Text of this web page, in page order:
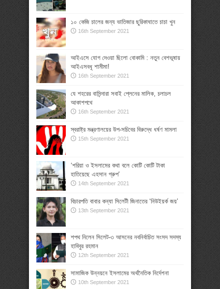
১০ কেজি চালের জন্য ভাতিজার ছুরিকাঘাতে চাচা খুন
16th September 2021
আইএসে যোগ দেওয়া ছিলো বোকামি : নতুন বেশভূষায়
আইএসবধূ শামীমা!
16th September 2021
যে শহরের বাসিন্দারা সবাই প্লেনের মালিক, চলাচল
আকাশপথে
16th September 2021
স্বরাষ্ট্র মন্ত্রণালয়ের উপ-সচিবের বিরুদ্ধে ধর্ষণ মামলা
15th September 2021
‘শরিয়া ও ইসলামের কথা বলে কোটি কোটি টাকা
হাতিয়েছে এহসান গ্রুপ’
14th September 2021
বিচারপতি বাবার কন্যা সিলেটী জিনাতের ‘নিউইয়র্ক জয়’
13th September 2021
শপথ নিলেন সিলেট-৩ আসনের নবনির্বাচিত সংসদ সদস্য
হাবিবুর রহমান
12th September 2021
সামাজিক উন্নয়নে ইসলামের অর্থনৈতিক নির্দেশনা
10th September 2021